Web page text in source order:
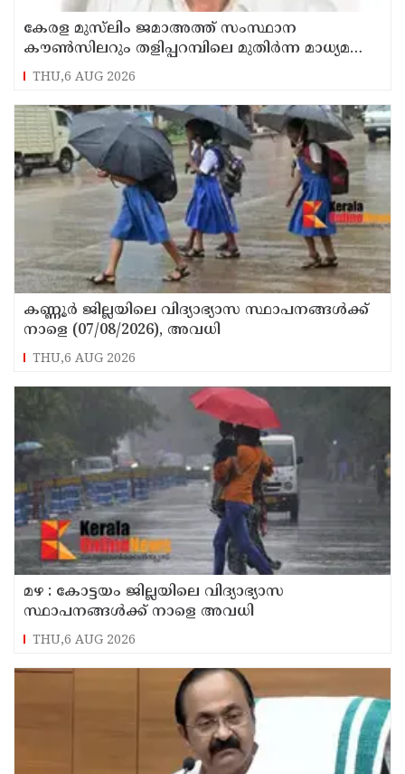
കേരള മുസ്‌ലിം ജമാഅത്ത് സംസ്ഥാന
കൗൺസിലറും തളിപ്പറമ്പിലെ മുതിർന്ന മാധ്യമ
പ്രവർത്തകനുമായ ബി എ അലി മൊഗ്രാൽ
നിര്യാതനായി
THU,6 AUG 2026
കണ്ണൂർ ജില്ലയിലെ വിദ്യാഭ്യാസ സ്ഥാപനങ്ങള്‍ക്ക്
നാളെ (07/08/2026), അവധി
THU,6 AUG 2026
മഴ : കോട്ടയം ജില്ലയിലെ വിദ്യാഭ്യാസ
സ്ഥാപനങ്ങൾക്ക് നാളെ അവധി
THU,6 AUG 2026